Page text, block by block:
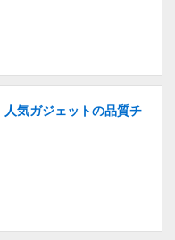
人気ガジェットの品質チ